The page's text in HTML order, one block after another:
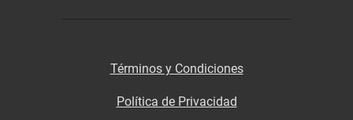
Términos y Condiciones
Política de Privacidad